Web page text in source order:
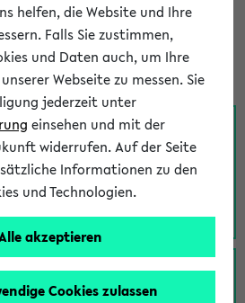
zur Anmeldung am eKVV.
richtige aus:
zu erstellen und alle weiteren
für Studierende zu nutzen,
zur Anmeldung über Ihr Uni
der Studierenden
Login haben, können Sie das
verwenden:
helfen, die Website und Ihre
Falls Sie zustimmen,
und Daten auch, um Ihre
Webseite zu messen. Sie
jederzeit unter
einsehen und mit der
widerrufen. Auf der Seite
Informationen zu den
und Technologien.
akzeptieren
Cookies zulassen